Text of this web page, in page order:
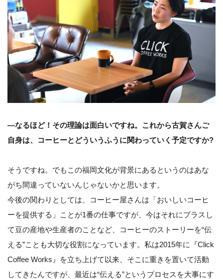
—なるほど！その理論は面白いですね。これから古賀さんご
自身は、コーヒーとどういうふうに関わっていく予定ですか?
そうですね。でもこの福岡文化が背景にあるというのはあな
がち間違っていないんじゃないかと思います。
今後の関わりとしては、コーヒー屋さんは「おいしいコーヒ
ーを提供する」ことが1番の仕事ですが、今はそれにプラスし
て豆の産地や生産者のことなど、コーヒーのストーリーを“伝
える”ことも大切な役割になっています。私は2015年に『Click
Coffee Works』を立ち上げて以来、そこに重きを置いて活動
してきたんですが、最近は“伝える”というプロセスを大事にす